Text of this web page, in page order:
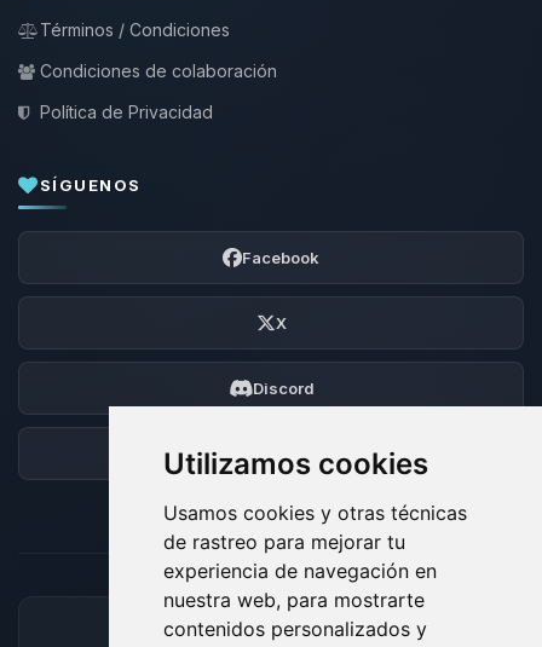
Utilizamos cookies
Usamos cookies y otras técnicas
de rastreo para mejorar tu
experiencia de navegación en
nuestra web, para mostrarte
contenidos personalizados y
Términos / Condiciones
Condiciones de colaboración
Política de Privacidad
SÍGUENOS
Facebook
X
Discord
Foro
MÉTODOS DE PAGO ACEPTADOS